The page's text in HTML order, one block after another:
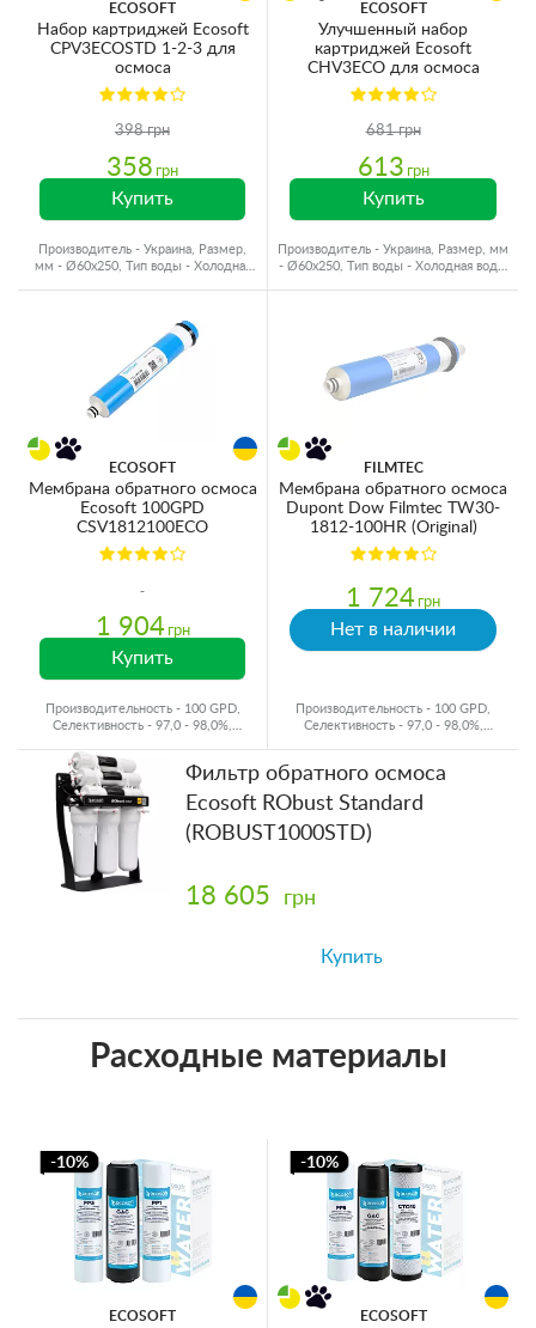
ECOSOFT
Набор картриджей Ecosoft
CPV3ECOSTD 1-2-3 для
осмоса
398 грн
358 грн
Купить
Производитель - Украина, Размер,
мм - Ø60x250, Тип воды - Холодная
ECOSOFT
Улучшенный набор
картриджей Ecosoft
CHV3ECO для осмоса
681 грн
613 грн
Купить
Производитель - Украина, Размер, мм
- Ø60x250, Тип воды - Холодная вода,
ECOSOFT
Мембрана обратного осмоса
Ecosoft 100GPD
CSV1812100ECO
1 904 грн
Купить
Производительность - 100 GPD,
Селективность - 97,0 - 98,0%,
FILMTEC
Мембрана обратного осмоса
Dupont Dow Filmtec TW30-
1812-100HR (Original)
1 724 грн
Нет в наличии
Производительность - 100 GPD,
Селективность - 97,0 - 98,0%,
Фильтр обратного осмоса
Ecosoft RObust Standard
(ROBUST1000STD)
18 605 грн
Купить
Расходные материалы
-10%
ECOSOFT
-10%
ECOSOFT